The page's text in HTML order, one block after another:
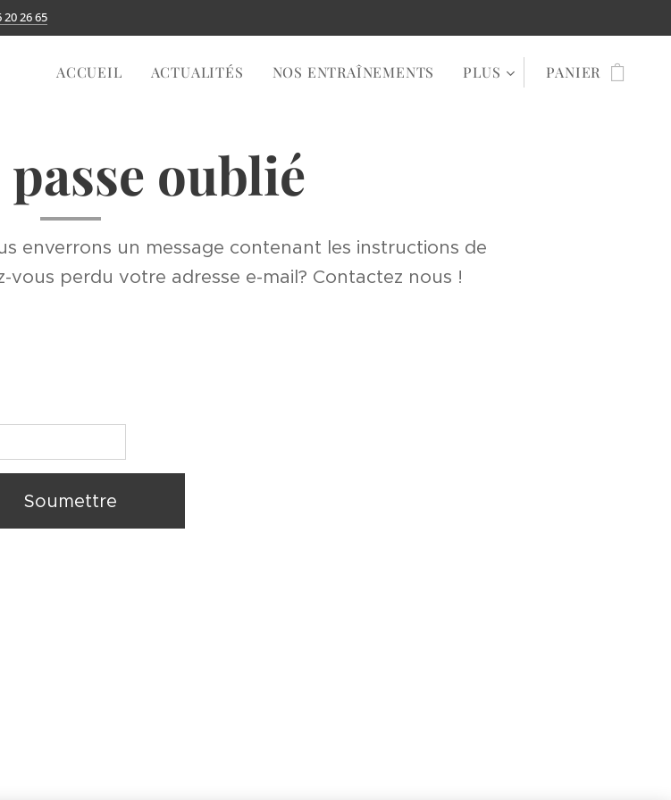
20 26 65
ACCUEIL ACTUALITÉS NOS ENTRAÎNEMENTS PLUS PANIER
oublié
enverrons un message contenant les instructions de
vous perdu votre adresse e-mail? Contactez nous !
Soumettre